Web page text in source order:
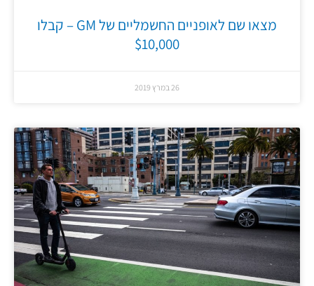
מצאו שם לאופניים החשמליים של GM – קבלו
$10,000
26 במרץ 2019